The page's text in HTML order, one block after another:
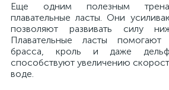
Еще одним полезным
плавательные ласты. Они
позволяют развивать силу
Плавательные ласты помогают
брасса, кроль и даже
способствуют увеличению
воде.